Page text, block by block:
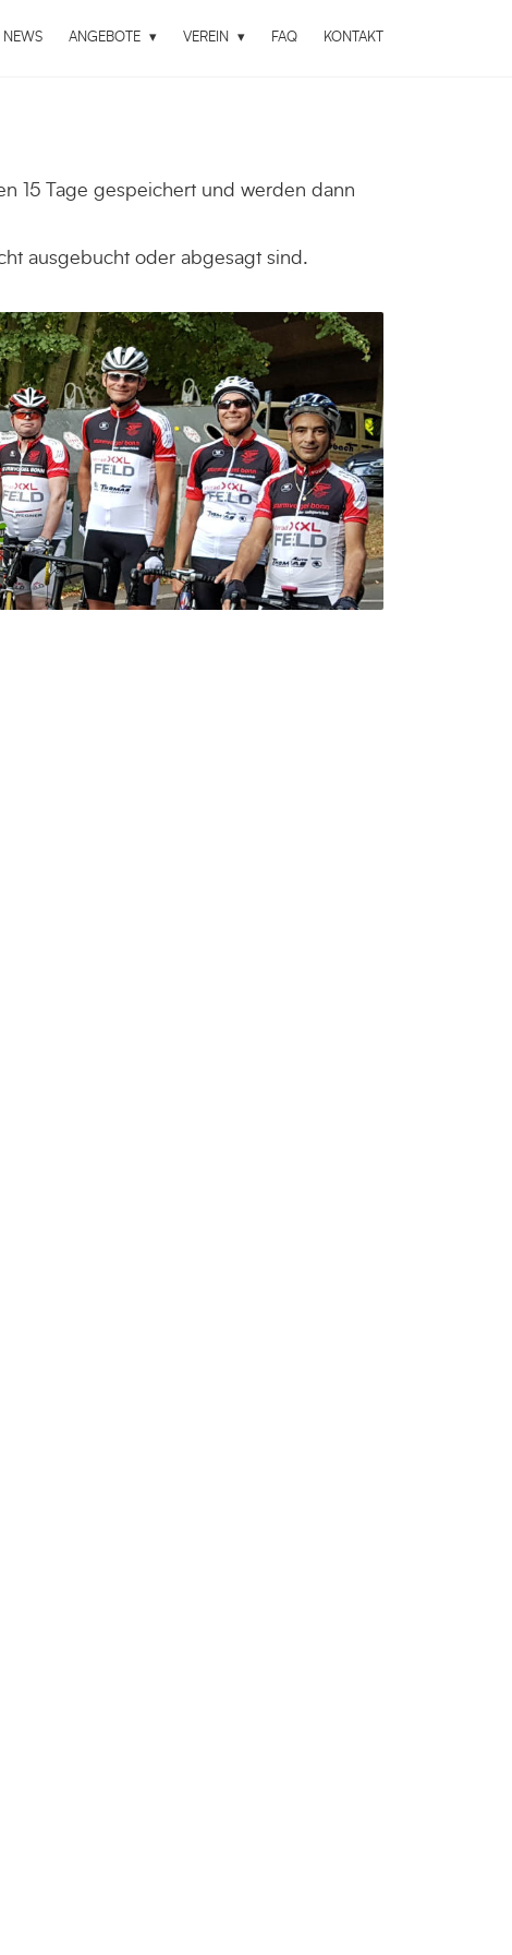
NEWS ANGEBOTE VEREIN FAQ KONTAKT
15 Tage gespeichert und werden dann
ausgebucht oder abgesagt sind.